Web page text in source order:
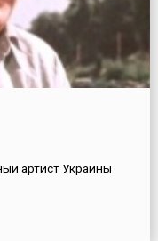
артист Украины